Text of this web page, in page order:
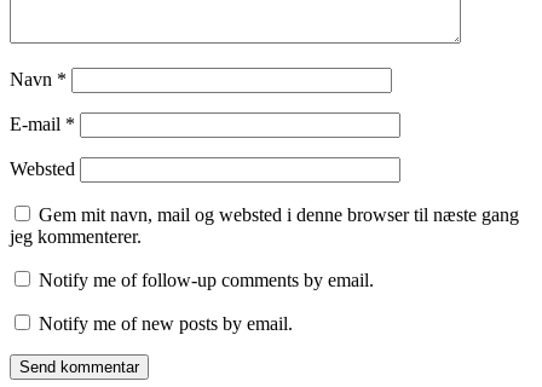
Navn *
E-mail *
Websted
Gem mit navn, mail og websted i denne browser til næste gang
jeg kommenterer.
Notify me of follow-up comments by email.
Notify me of new posts by email.